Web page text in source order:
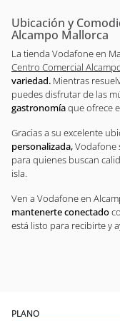
Ubicación y
Alcampo Mallorca
La tienda Vodafone en
Centro Comercial
variedad. Mientras
puedes disfrutar de las
gastronomíaque ofrece
Gracias a su excelente
personalizada,Vodafone
para quienes buscan
isla.
Ven a Vodafone en
mantenerte conectado
está listo para recibirte y
PLANO